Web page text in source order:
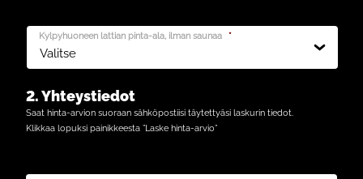
Kylpyhuoneen lattian pinta-ala, ilman saunaa *
2. Yhteystiedot
Saat hinta-arvion suoraan sähköpostiisi täytettyäsi laskurin tiedot.
Klikkaa lopuksi painikkeesta ”Laske hinta-arvio”